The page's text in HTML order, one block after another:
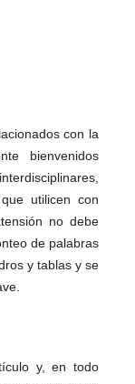
con la
bienvenidos
utilicen con
no debe
de palabras
y tablas y se
y, en todo